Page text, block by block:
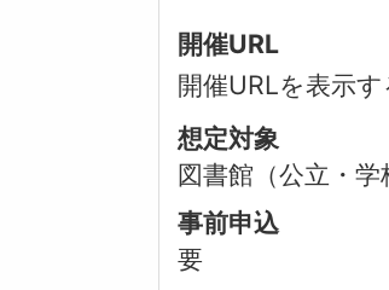
開催URL
開催URLを表示
想定対象
図書館（公立・
事前申込
要